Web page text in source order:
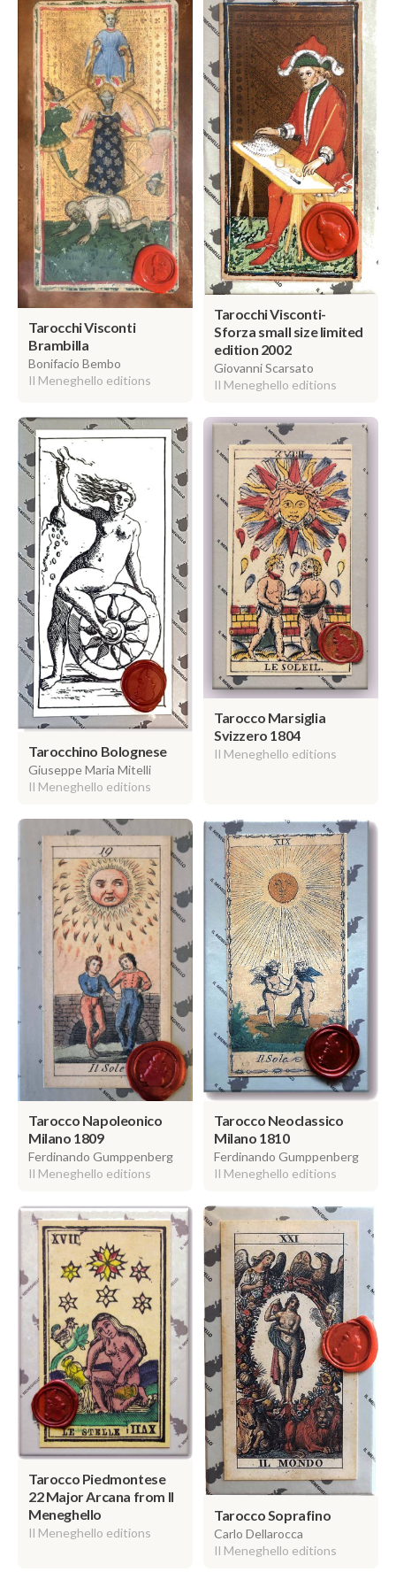
Tarocchi Visconti
Brambilla
Bonifacio Bembo
Il Meneghello editions
Tarocchi Visconti-
Sforza small size limited
edition 2002
Giovanni Scarsato
Il Meneghello editions
Tarocchino Bolognese
Giuseppe Maria Mitelli
Il Meneghello editions
Tarocco Marsiglia
Svizzero 1804
Il Meneghello editions
Tarocco Napoleonico
Milano 1809
Ferdinando Gumppenberg
Il Meneghello editions
Tarocco Neoclassico
Milano 1810
Ferdinando Gumppenberg
Il Meneghello editions
Tarocco Piedmontese
22 Major Arcana from Il
Meneghello
Il Meneghello editions
Tarocco Soprafino
Carlo Dellarocca
Il Meneghello editions